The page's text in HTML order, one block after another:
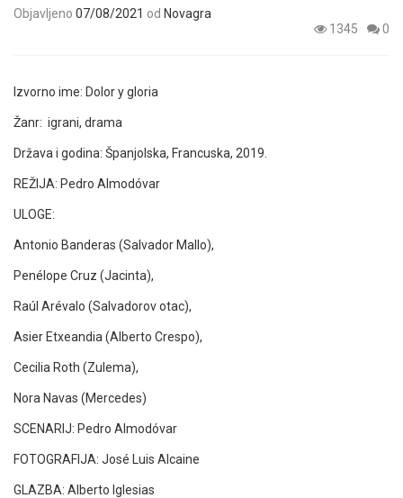
Objavljeno 07/08/2021 od Novagra
1345
0
Izvorno ime: Dolor y gloria
Žanr: igrani, drama
Država i godina: Španjolska, Francuska, 2019.
REŽIJA: Pedro Almodóvar
ULOGE:
Antonio Banderas (Salvador Mallo),
Penélope Cruz (Jacinta),
Raúl Arévalo (Salvadorov otac),
Asier Etxeandia (Alberto Crespo),
Cecilia Roth (Zulema),
Nora Navas (Mercedes)
SCENARIJ: Pedro Almodóvar
FOTOGRAFIJA: José Luis Alcaine
GLAZBA: Alberto Iglesias